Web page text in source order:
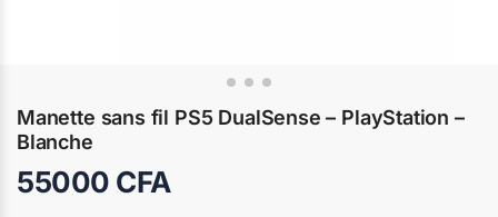
Manette sans fil PS5 DualSense – PlayStation –
Blanche
55000 CFA